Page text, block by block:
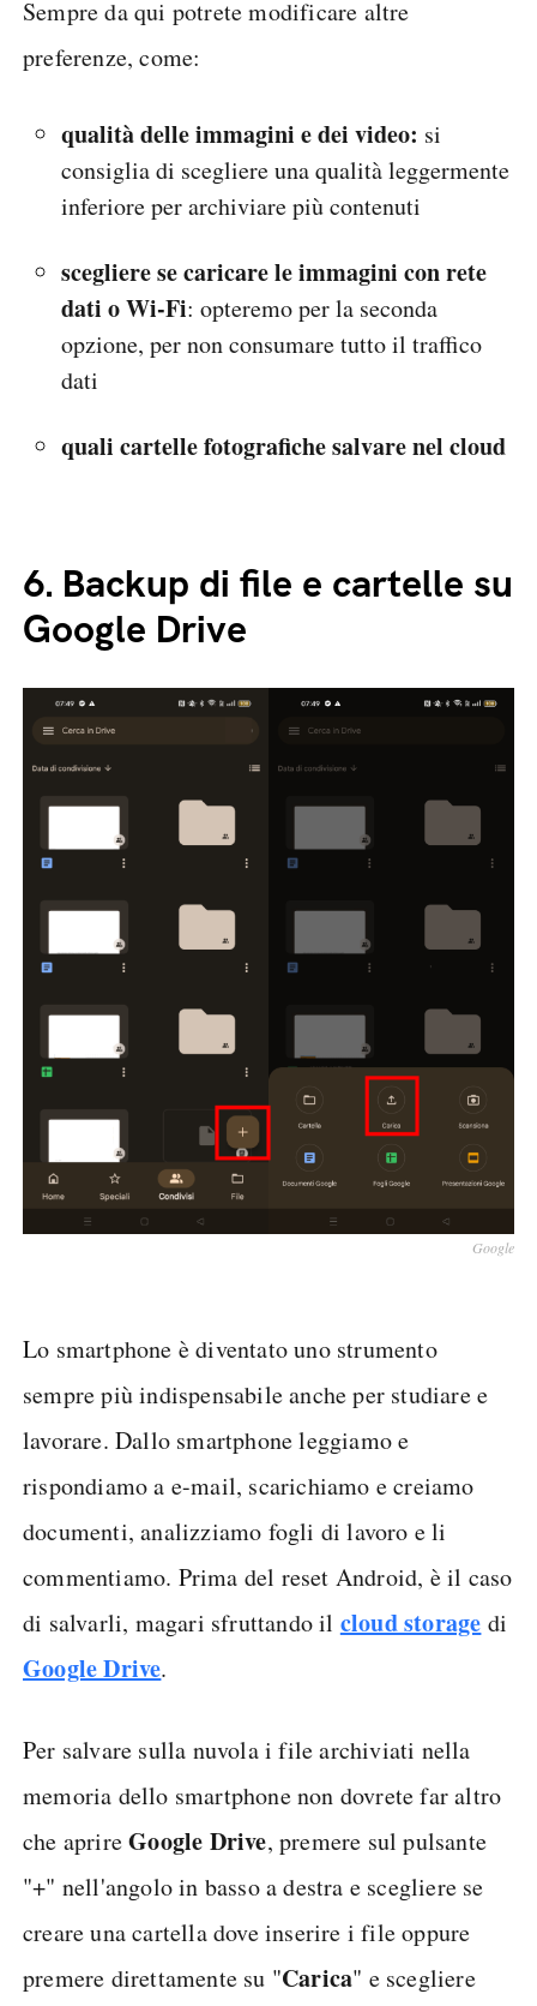
Sempre da qui potrete modificare altre
preferenze, come:
qualità delle immagini e dei video: si
consiglia di scegliere una qualità leggermente
inferiore per archiviare più contenuti
scegliere se caricare le immagini con rete
dati o Wi-Fi: opteremo per la seconda
opzione, per non consumare tutto il traffico
dati
quali cartelle fotografiche salvare nel cloud
6. Backup di file e cartelle su
Google Drive
Google
Lo smartphone è diventato uno strumento
sempre più indispensabile anche per studiare e
lavorare. Dallo smartphone leggiamo e
rispondiamo a e-mail, scarichiamo e creiamo
documenti, analizziamo fogli di lavoro e li
commentiamo. Prima del reset Android, è il caso
di salvarli, magari sfruttando il cloud storage di
Google Drive.
Per salvare sulla nuvola i file archiviati nella
memoria dello smartphone non dovrete far altro
che aprireGoogle Drive, premere sul pulsante
"+" nell'angolo in basso a destra e scegliere se
creare una cartella dove inserire i file oppure
premere direttamente su "Carica" e scegliere